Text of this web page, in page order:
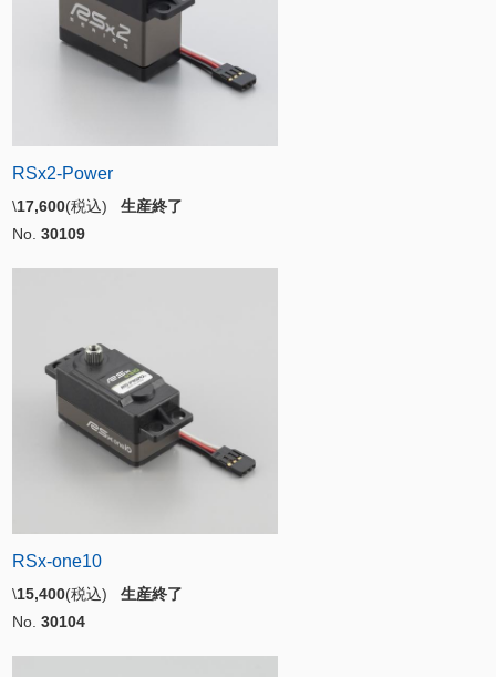
RSx2-Power
\17,600(税込) 生産終了
No. 30109
RSx-one10
\15,400(税込) 生産終了
No. 30104